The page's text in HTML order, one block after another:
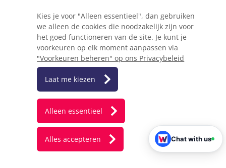
Kies je voor "Alleen essentieel", dan gebruiken
we alleen de cookies die noodzakelijk zijn voor
het goed functioneren van de site. Je kunt je
voorkeuren op elk moment aanpassen via
"Voorkeuren beheren" op ons Privacybeleid
Laat me kiezen
Alleen essentieel
Alles accepteren